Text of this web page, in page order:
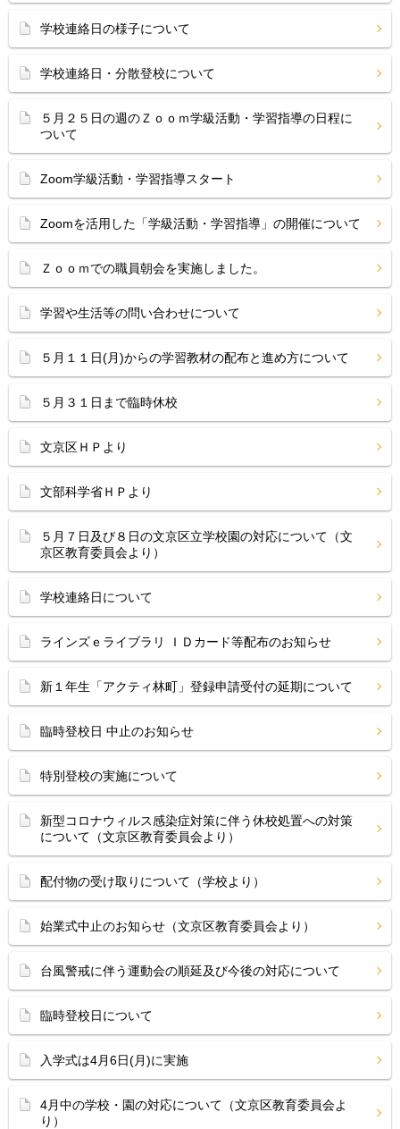
学校連絡日の様子について
学校連絡日・分散登校について
５月２５日の週のＺｏｏｍ学級活動・学習指導の日程に
ついて
Zoom学級活動・学習指導スタート
Zoomを活用した「学級活動・学習指導」の開催について
Ｚｏｏｍでの職員朝会を実施しました。
学習や生活等の問い合わせについて
５月１１日(月)からの学習教材の配布と進め方について
５月３１日まで臨時休校
文京区ＨＰより
文部科学省ＨＰより
５月７日及び８日の文京区立学校園の対応について（文
京区教育委員会より）
学校連絡日について
ラインズｅライブラリ ＩＤカード等配布のお知らせ
新１年生「アクティ林町」登録申請受付の延期について
臨時登校日 中止のお知らせ
特別登校の実施について
新型コロナウィルス感染症対策に伴う休校処置への対策
について（文京区教育委員会より）
配付物の受け取りについて（学校より）
始業式中止のお知らせ（文京区教育委員会より）
台風警戒に伴う運動会の順延及び今後の対応について
臨時登校日について
入学式は4月6日(月)に実施
4月中の学校・園の対応について（文京区教育委員会よ
り）